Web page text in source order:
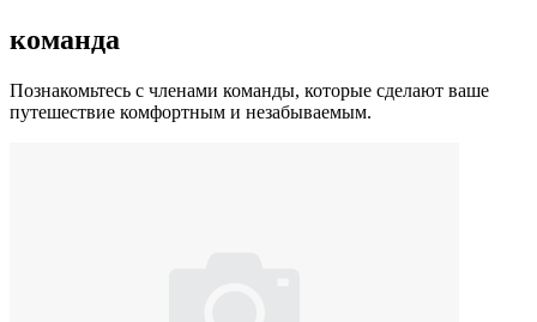
команда
Познакомьтесь с членами команды, которые сделают ваше
путешествие комфортным и незабываемым.